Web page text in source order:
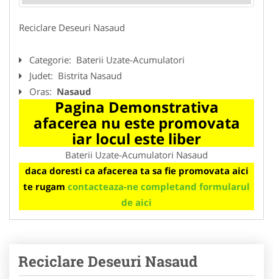
Reciclare Deseuri Nasaud
Categorie: Baterii Uzate-Acumulatori
Judet: Bistrita Nasaud
Oras: Nasaud
Pagina Demonstrativa
afacerea nu este promovata
iar locul este liber
Baterii Uzate-Acumulatori Nasaud
daca doresti ca afacerea ta sa fie promovata aici
te rugam contacteaza-ne completand formularul
de aici
Reciclare Deseuri Nasaud